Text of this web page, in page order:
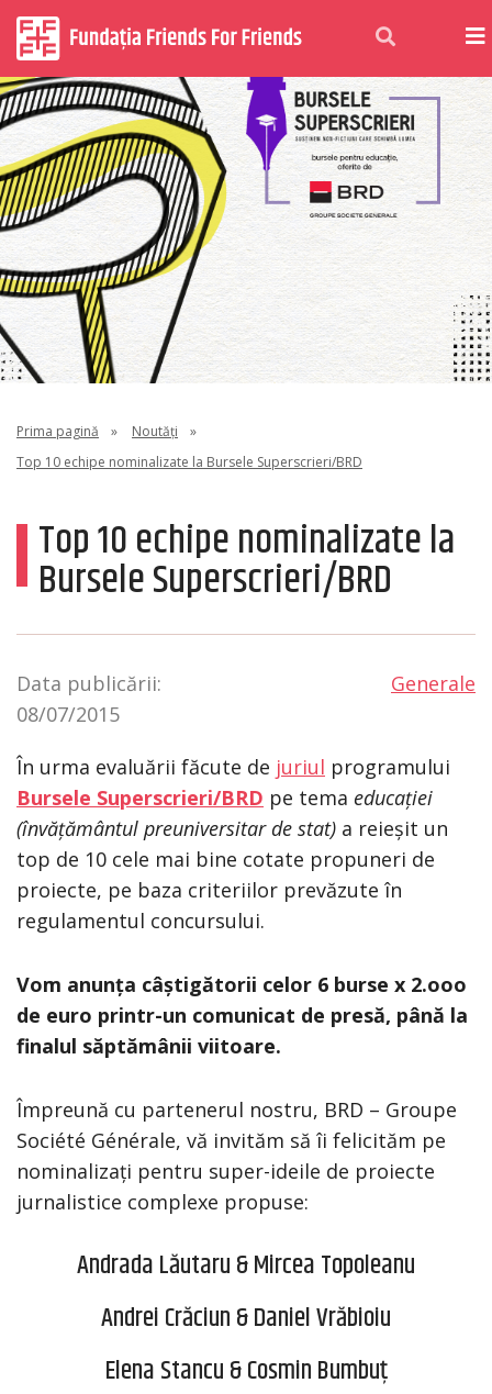
Prima pagină » Noutăți
»
Top 10 echipe nominalizate la Bursele Superscrieri/BRD
Top 10 echipe nominalizate la
Bursele Superscrieri/BRD
Data publicării:
08/07/2015
Generale
În urma evaluării făcute de juriul programului
Bursele Superscrieri/BRD pe tema educației
(învățământul preuniversitar de stat) a reieșit un
top de 10 cele mai bine cotate propuneri de
proiecte, pe baza criteriilor prevăzute în
regulamentul concursului.
Vom anunța câștigătorii celor 6 burse x 2.ooo
de euro printr-un comunicat de presă, până la
finalul săptămânii viitoare.
Împreună cu partenerul nostru, BRD – Groupe
Société Générale, vă invităm să îi felicităm pe
nominalizați pentru super-ideile de proiecte
jurnalistice complexe propuse:
Andrada Lăutaru & Mircea Topoleanu
Andrei Crăciun & Daniel Vrăbioiu
Elena Stancu & Cosmin Bumbuț